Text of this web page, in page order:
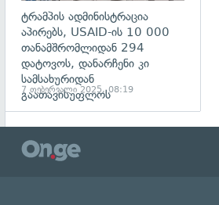
ტრამპის ადმინისტრაცია
აპირებს, USAID-ის 10 000
თანამშრომლიდან 294
დატოვოს, დანარჩენი კი
სამსახურიდან
გაათავისუფლოს
7 თებერვალი 2025, 08:19